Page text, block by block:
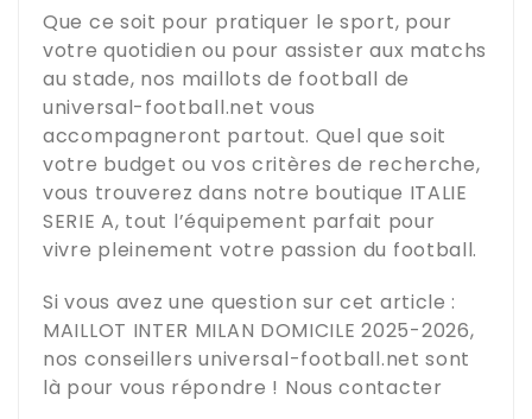
Que ce soit pour pratiquer le sport, pour
votre quotidien ou pour assister aux matchs
au stade, nos maillots de football de
universal-football.net vous
accompagneront partout. Quel que soit
votre budget ou vos critères de recherche,
vous trouverez dans notre boutique ITALIE
SERIE A, tout l’équipement parfait pour
vivre pleinement votre passion du football.
Si vous avez une question sur cet article :
MAILLOT INTER MILAN DOMICILE 2025-2026,
nos conseillersuniversal-football.net sont
là pour vous répondre ! Nous contacter